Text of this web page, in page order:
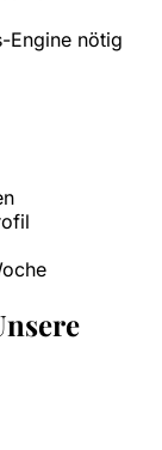
Engine nötig